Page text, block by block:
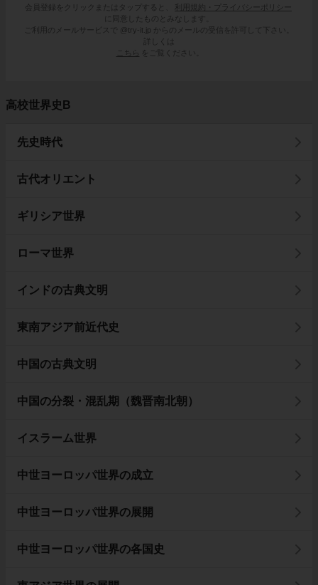
会員登録をクリックまたはタップすると、
利用規約・プライバシーポリシー
に同意したものとみなします。
ご利用のメールサービスで @try-it.jp からのメールの受信を許可して下さい。
詳しくは
こちら
をご覧ください。
高校世界史B
先史時代
古代オリエント
ギリシア世界
ローマ世界
インドの古典文明
東南アジア前近代史
中国の古典文明
中国の分裂・混乱期（魏晋南北朝）
イスラーム世界
中世ヨーロッパ世界の成立
中世ヨーロッパ世界の展開
中世ヨーロッパ世界の各国史